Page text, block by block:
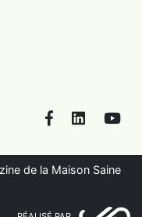
FacebookLinkedIn
de la Maison Saine